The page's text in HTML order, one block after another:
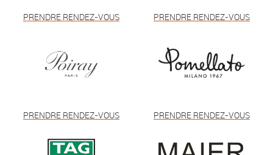
PRENDRE RENDEZ-VOUS PRENDRE RENDEZ-VOUS
PRENDRE RENDEZ-VOUS PRENDRE RENDEZ-VOUS